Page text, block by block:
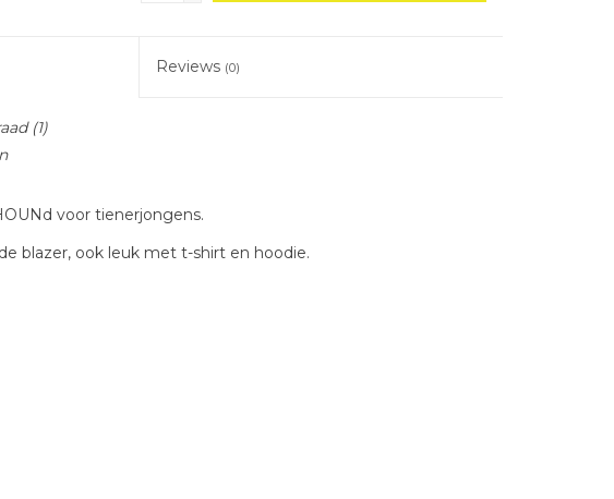
Reviews (0)
(1)
voor tienerjongens.
blazer, ook leuk met t-shirt en hoodie.